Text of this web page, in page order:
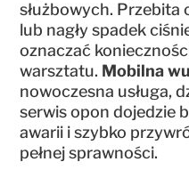
służbowych. Przebita
lub nagły spadek
oznaczać
warsztatu. Mobilna
nowoczesna usługa,
serwis opon dojedzie
awarii i szybko
pełnej sprawności.